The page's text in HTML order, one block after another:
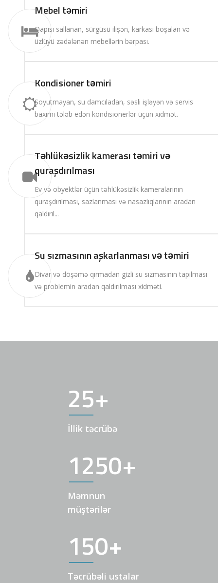
Mebel təmiri
Qapısı sallanan, sürgüsü ilişən, karkası boşalan və
üzlüyü zədələnən mebellərin bərpası.
Kondisioner təmiri
Soyutmayan, su damcıladan, səsli işləyən və servis
baxımı tələb edən kondisionerlər üçün xidmət.
Təhlükəsizlik kamerası təmiri və
quraşdırılması
Ev və obyektlər üçün təhlükəsizlik kameralarının
quraşdırılması, sazlanması və nasazlıqlarının aradan
qaldırıl...
Su sızmasının aşkarlanması və təmiri
Divar və döşəmə qırmadan gizli su sızmasının tapılması
və problemin aradan qaldırılması xidməti.
25+
İllik təcrübə
1250+
Məmnun
müştərilər
150+
Təcrübəli ustalar